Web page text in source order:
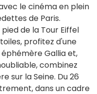
le cinéma en plein
de Paris.
de la Tour Eiffel
profitez d'une
Gallia et,
combinez
sur la Seine. Du 26
dans un cadre